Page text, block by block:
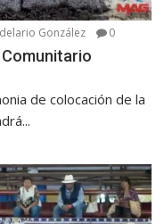
González 0
de colocación de la